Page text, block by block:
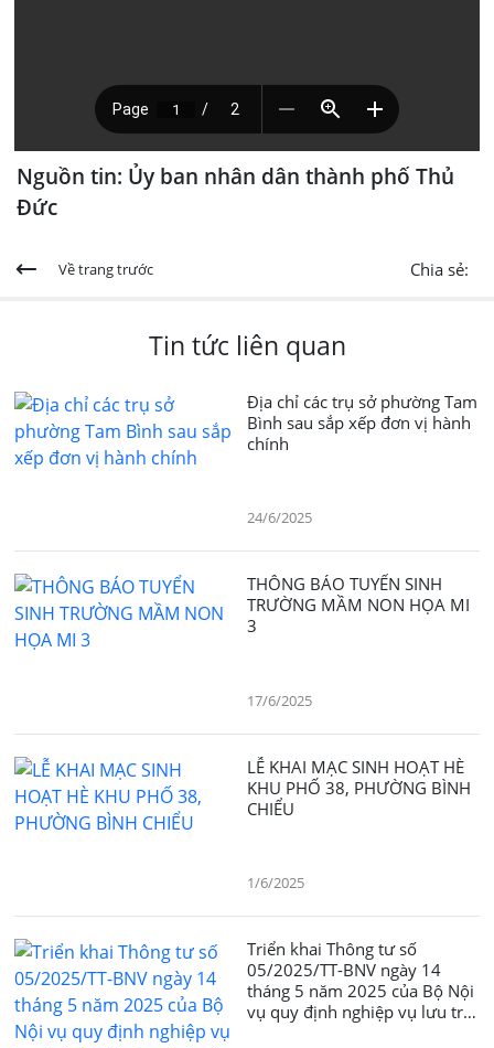
Nguồn tin: Ủy ban nhân dân thành phố Thủ
Đức
Về trang trước Chia sẻ:
Tin tức liên quan
Địa chỉ các trụ sở phường Tam
Bình sau sắp xếp đơn vị hành
chính
24/6/2025
THÔNG BÁO TUYỂN SINH
TRƯỜNG MẦM NON HỌA MI
3
17/6/2025
LỄ KHAI MẠC SINH HOẠT HÈ
KHU PHỐ 38, PHƯỜNG BÌNH
CHIỂU
1/6/2025
Triển khai Thông tư số
05/2025/TT-BNV ngày 14
tháng 5 năm 2025 của Bộ Nội
vụ quy định nghiệp vụ lưu trữ